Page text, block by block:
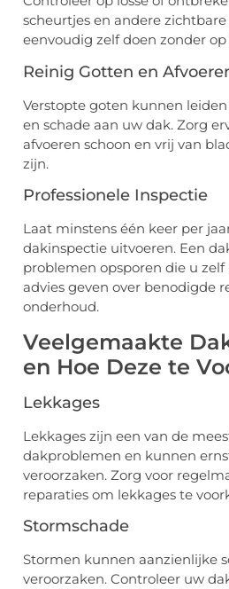
scheurtjes en andere
eenvoudig zelf doen zonder
Reinig Gotten en
Verstopte goten kunnen
en schade aan uw dak. Zorg
afvoeren schoon en vrij van
zijn.
Professionele Inspectie
Laat minstens één keer per
dakinspectie uitvoeren. Een
problemen opsporen die u
advies geven over benodigde
onderhoud.
Veelgemaakte
en Hoe Deze te
Lekkages
Lekkages zijn een van de
dakproblemen en kunnen
veroorzaken. Zorg voor
reparaties om lekkages te
Stormschade
Stormen kunnen aanzienlijke
veroorzaken. Controleer uw